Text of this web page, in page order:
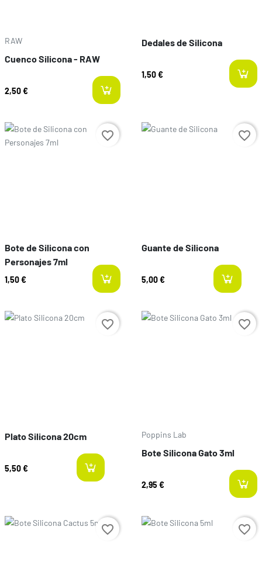
RAW
Cuenco Silicona - RAW
2,50 €
Dedales de Silicona
1,50 €
Preço
Bote de Silicona con
Personajes 7ml
1,50 €
favorite_border Preço
Guante de Silicona
5,00 €
favorite_border
Preço
Plato Silicona 20cm
5,50 € last-items
favorite_border Preço
Poppins Lab
Bote Silicona Gato 3ml
2,95 €
favorite_border
Preço favorite_border Preço favorite_border